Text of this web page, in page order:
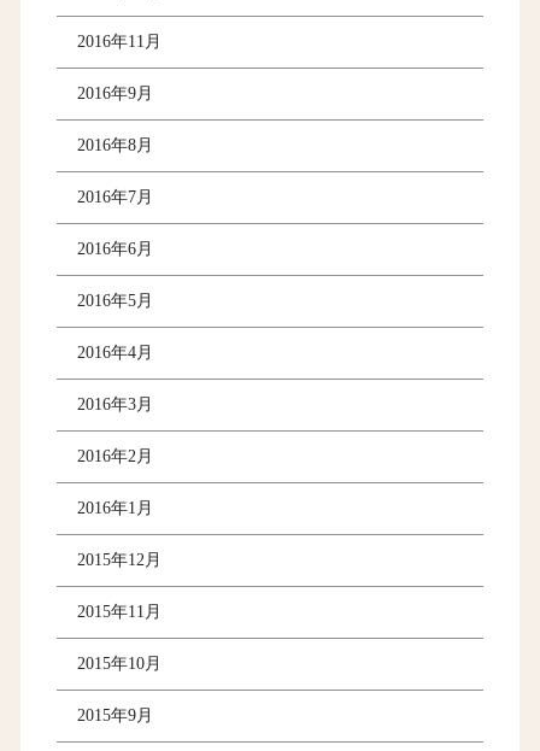
2016年11月
2016年9月
2016年8月
2016年7月
2016年6月
2016年5月
2016年4月
2016年3月
2016年2月
2016年1月
2015年12月
2015年11月
2015年10月
2015年9月